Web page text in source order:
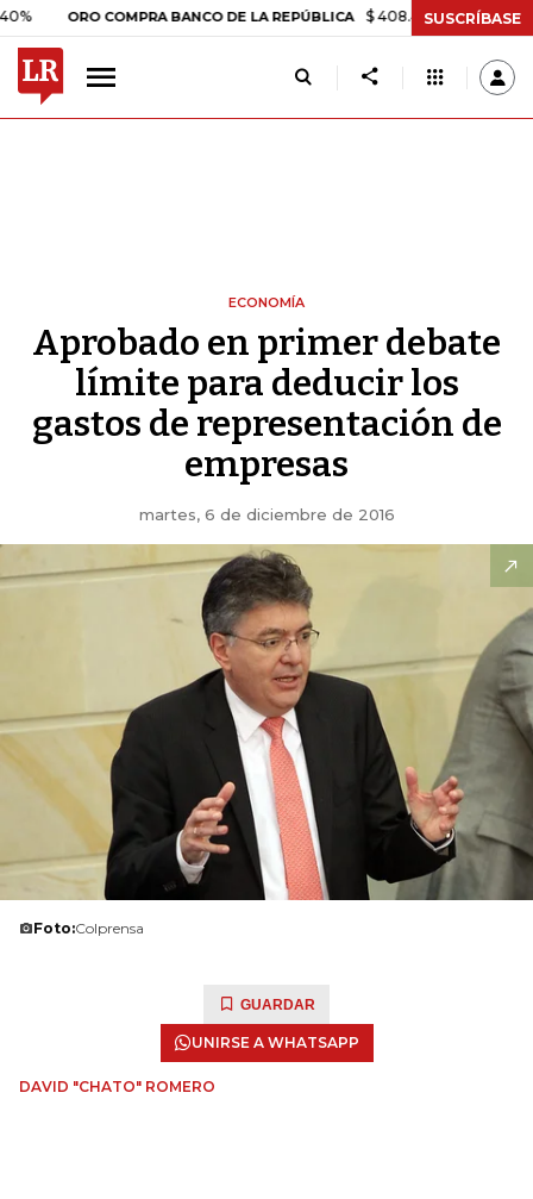
ORO COMPRA BANCO DE LA REPÚBLICA $ 408.498,97 +$ 8.753,81
SUSCRÍBASE
ECONOMÍA
Aprobado en primer debate
límite para deducir los
gastos de representación de
empresas
martes, 6 de diciembre de 2016
Foto:Colprensa
GUARDAR
UNIRSE A WHATSAPP
DAVID "CHATO" ROMERO